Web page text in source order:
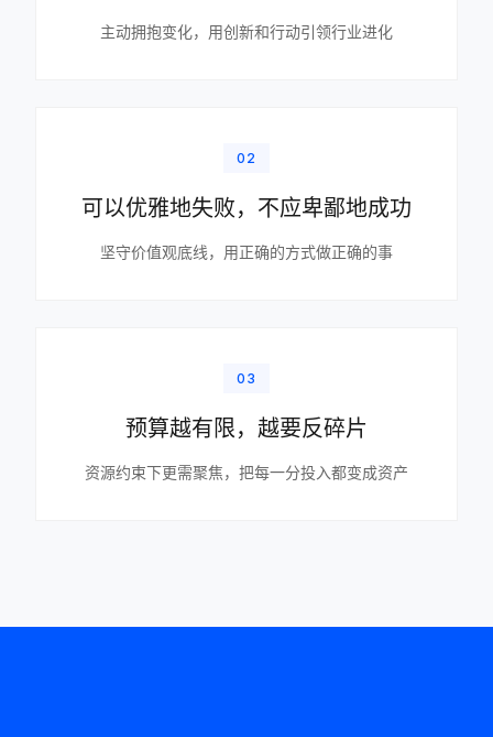
主动拥抱变化，用创新和行动引领行业进化
02
可以优雅地失败，不应卑鄙地成功
坚守价值观底线，用正确的方式做正确的事
03
预算越有限，越要反碎片
资源约束下更需聚焦，把每一分投入都变成资产